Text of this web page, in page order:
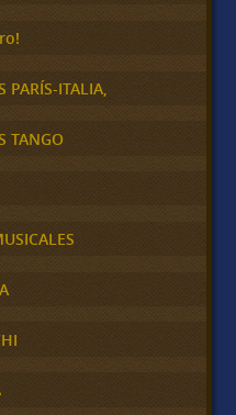
PARÍS-ITALIA,
TANGO